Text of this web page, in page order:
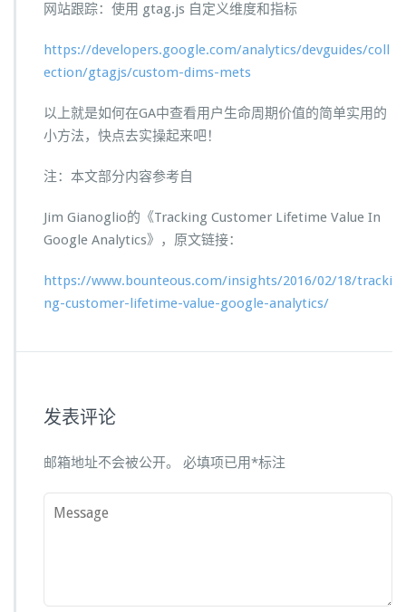
网站跟踪：使用 gtag.js 自定义维度和指标
https://developers.google.com/analytics/devguides/coll
ection/gtagjs/custom-dims-mets
以上就是如何在GA中查看用户生命周期价值的简单实用的
小方法，快点去实操起来吧！
注：本文部分内容参考自
Jim Gianoglio的《Tracking Customer Lifetime Value In
Google Analytics》，原文链接：
https://www.bounteous.com/insights/2016/02/18/tracki
ng-customer-lifetime-value-google-analytics/
发表评论
邮箱地址不会被公开。 必填项已用*标注